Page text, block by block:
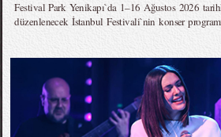
Festival Park Yenikapı`da 1–16 Ağustos 2026
düzenlenecek İstanbul Festivali`nin konser